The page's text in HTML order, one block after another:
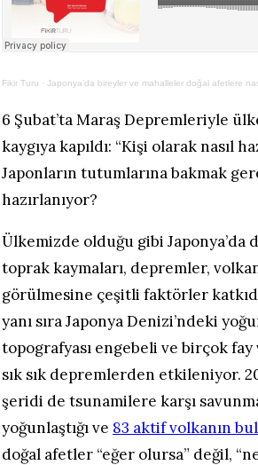
Fikir Turu · Japonya’da bireyler ve mahalleler doğal afetlere
6 Şubat’ta Maraş Depremleriyle
kaygıya kapıldı: “Kişi olarak nasıl
Japonların tutumlarına bakmak
hazırlanıyor?
Ülkemizde olduğu gibi Japonya’da
toprak kaymaları, depremler,
görülmesine çeşitli faktörler
yanı sıra Japonya Denizi’ndeki
topografyası engebeli ve birçok
sık sık depremlerden etkileniyor.
şeridi de tsunamilere karşı
yoğunlaştığı ve 83 aktif volkanın
doğal afetler “eğer olursa” değil,